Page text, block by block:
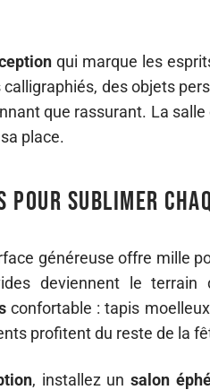
qui marque les
des objets
que rassurant. La salle
place.
pour sublimer
généreuse offre mille
deviennent le terrain
confortable : tapis
profitent du reste de la
, installez unsalon